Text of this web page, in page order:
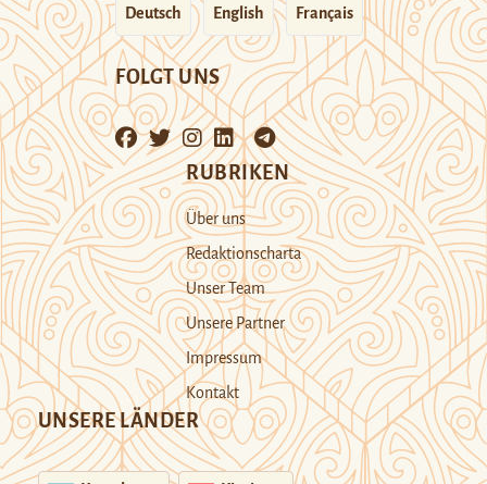
Deutsch English Français
FOLGT UNS
RUBRIKEN
Über uns
Redaktionscharta
Unser Team
Unsere Partner
Impressum
Kontakt
UNSERE LÄNDER